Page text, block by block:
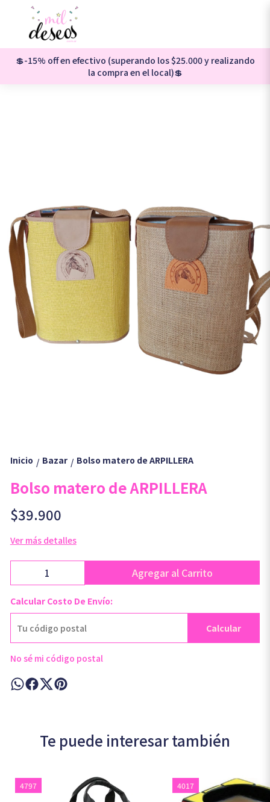
💲-15% off en efectivo (superando los $25.000 y realizando
la compra en el local)💲
Inicio / Bazar / Bolso matero de ARPILLERA
Bolso matero de ARPILLERA
$39.900
Ver más detalles
Agregar al Carrito
Calcular Costo De Envío:
Calcular
No sé mi código postal
Te puede interesar también
4797 4017